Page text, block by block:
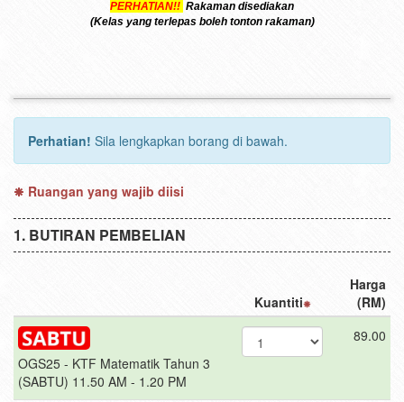
PERHATIAN!! Rakaman disediakan
(Kelas yang terlepas boleh tonton rakaman)
Perhatian! Sila lengkapkan borang di bawah.
Ruangan yang wajib diisi
BUTIRAN PEMBELIAN
Kuantiti
Harga
(RM)
OGS25 - KTF Matematik Tahun 3
(SABTU) 11.50 AM - 1.20 PM
89.00